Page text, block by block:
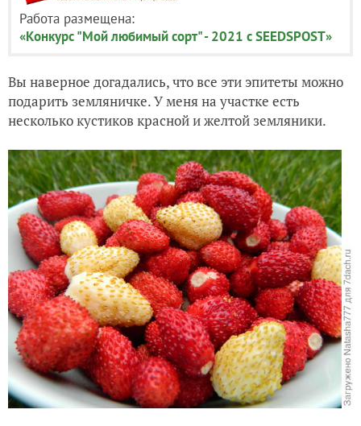
Работа размещена:
«Конкурс "Мой любимый сорт" - 2021 с SEEDSPOST»
Вы наверное догадались, что все эти эпитеты можно
подарить земляничке. У меня на участке есть
несколько кустиков красной и желтой земляники.